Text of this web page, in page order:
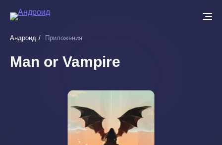
основному
Андроид Приложения
Man or Vampire